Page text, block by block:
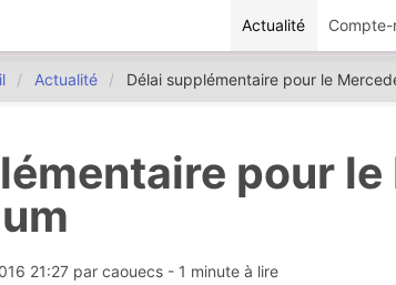
Actualité
Actualité Délai supplémentaire pour le
pour
21:27 par caouecs - 1 minute à lire